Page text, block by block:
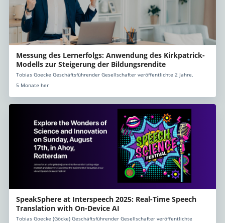
Messung des Lernerfolgs: Anwendung des Kirkpatrick-
Modells zur Steigerung der Bildungsrendite
Tobias Goecke Geschäftsführender Gesellschafter veröffentlichte 2 Jahre,
5 Monate her
SpeakSphere at Interspeech 2025: Real-Time Speech
Translation with On-Device AI
Tobias Goecke (Göcke) Geschäftsführender Gesellschafter veröffentlichte